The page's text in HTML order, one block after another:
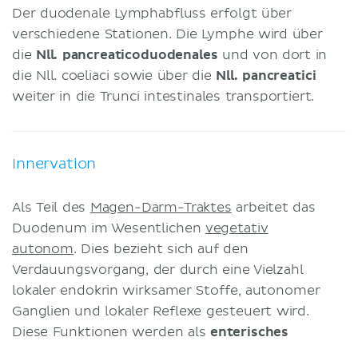
Der duodenale Lymphabfluss erfolgt über
verschiedene Stationen. Die Lymphe wird über
die Nll. pancreaticoduodenales und von dort in
die Nll. coeliaci sowie über die Nll. pancreatici
weiter in die Trunci intestinales transportiert.
Innervation
Als Teil des Magen-Darm-Traktes arbeitet das
Duodenum im Wesentlichen vegetativ
autonom. Dies bezieht sich auf den
Verdauungsvorgang, der durch eine Vielzahl
lokaler endokrin wirksamer Stoffe, autonomer
Ganglien und lokaler Reflexe gesteuert wird.
Diese Funktionen werden als enterisches